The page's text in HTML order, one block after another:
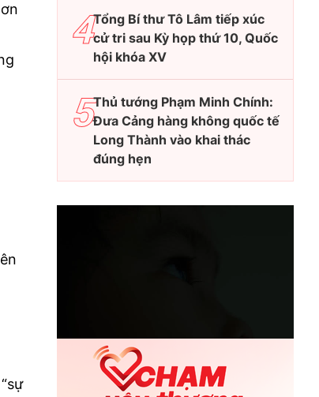
Tổng Bí thư Tô Lâm tiếp xúc
cử tri sau Kỳ họp thứ 10, Quốc
hội khóa XV
Thủ tướng Phạm Minh Chính:
Đưa Cảng hàng không quốc tế
Long Thành vào khai thác
đúng hẹn